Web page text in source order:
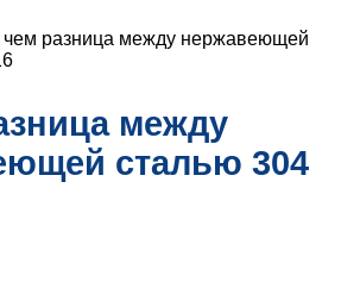
разница между нержавеющей
между
сталью 304